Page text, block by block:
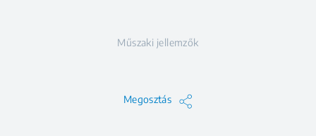
Műszaki jellemzők
Megosztás